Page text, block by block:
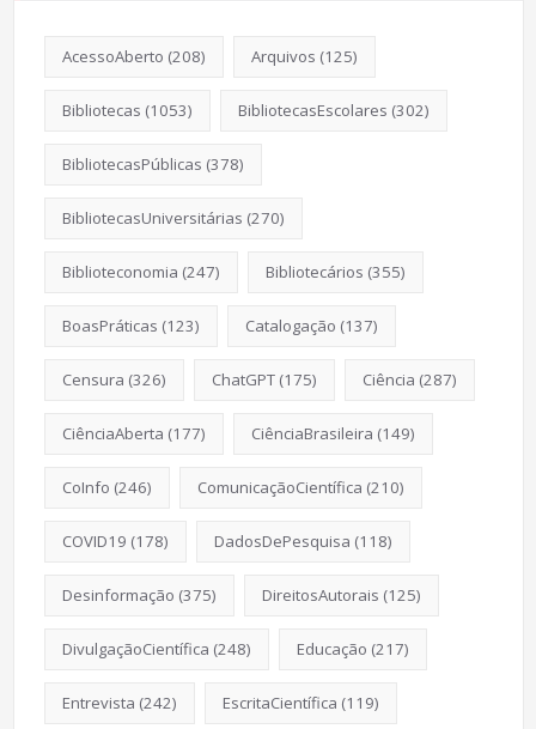
AcessoAberto (208) Arquivos (125)
Bibliotecas (1053) BibliotecasEscolares (302)
BibliotecasPúblicas (378)
BibliotecasUniversitárias (270)
Biblioteconomia (247) Bibliotecários (355)
BoasPráticas (123) Catalogação (137)
Censura (326) ChatGPT(175) Ciência (287)
CiênciaAberta (177) CiênciaBrasileira (149)
CoInfo (246) ComunicaçãoCientífica (210)
COVID19 (178) DadosDePesquisa (118)
Desinformação (375) DireitosAutorais (125)
DivulgaçãoCientífica (248) Educação (217)
Entrevista (242) EscritaCientífica (119)